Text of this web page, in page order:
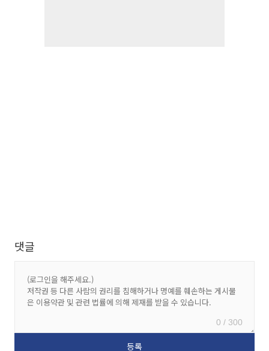
댓글
0 / 300